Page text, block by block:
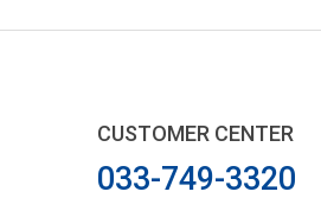
CUSTOMER CENTER
033-749-3320